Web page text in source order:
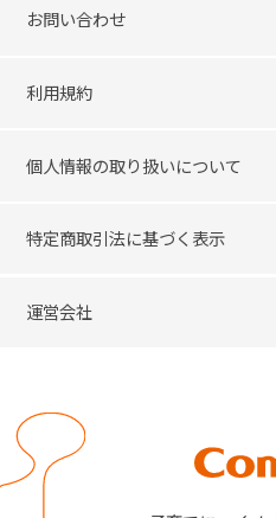
お問い合わせ
利用規約
個人情報の取り扱いについて
特定商取引法に基づく表示
運営会社